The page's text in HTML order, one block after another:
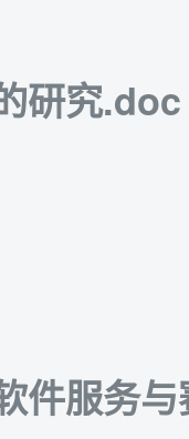
研究.doc
件服务